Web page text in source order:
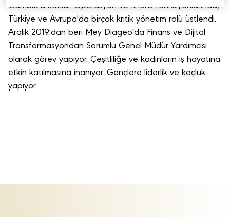
Gamble'a katıldı. Operasyon ve finans fonksiyonlarında,
Türkiye ve Avrupa'da birçok kritik yönetim rolü üstlendi.
Aralık 2019'dan beri Mey Diageo'da Finans ve Dijital
Transformasyondan Sorumlu Genel Müdür Yardımcısı
olarak görev yapıyor. Çeşitliliğe ve kadınların iş hayatına
etkin katılmasına inanıyor. Gençlere liderlik ve koçluk
yapıyor.